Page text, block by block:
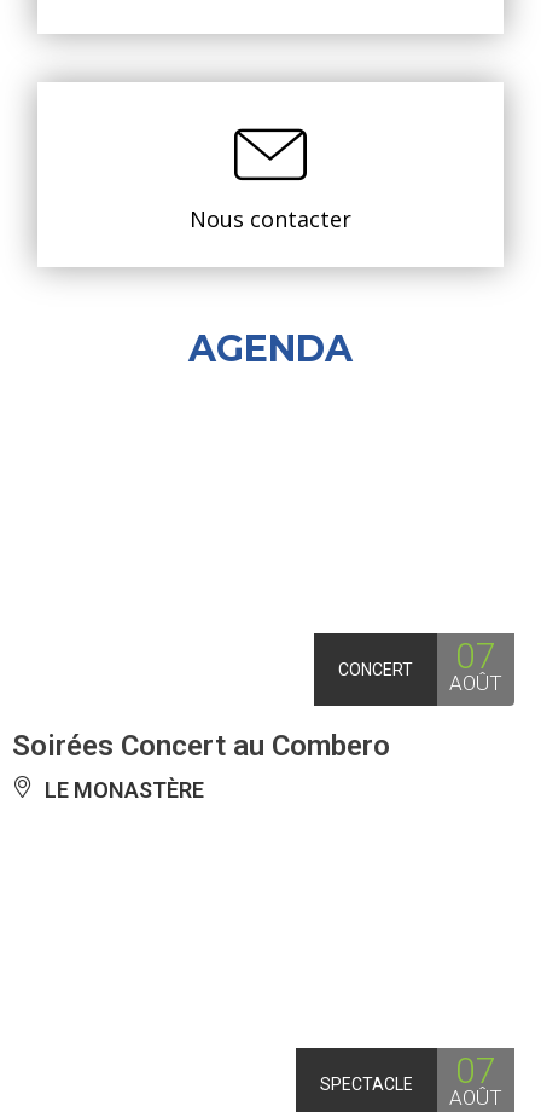
Nous contacter
AGENDA
CONCERT 07
AOÛT
Soirées Concert au Combero
LE MONASTÈRE
SPECTACLE 07
AOÛT